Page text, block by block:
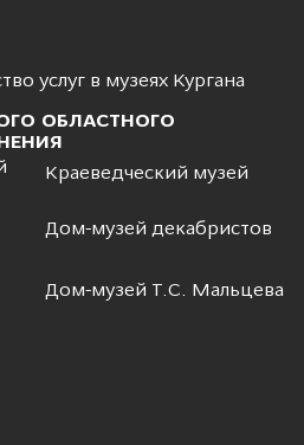
услуг в музеях Кургана
ОБЛАСТНОГО
Краеведческий музей
Дом-музей декабристов
Дом-музей Т.С. Мальцева